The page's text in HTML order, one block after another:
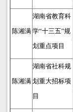
陈湘满
湖南省教育科
学“十三五”规
划重点项目
陈湘满
湖南省社科规
划重大招标项
目